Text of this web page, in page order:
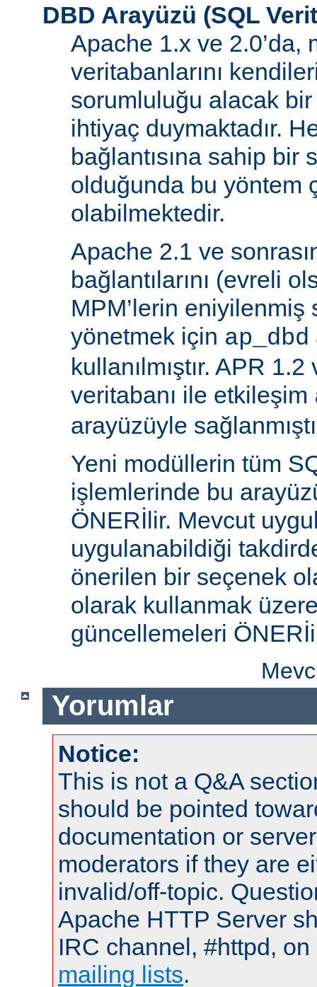
DBD Arayüzü (SQL
Apache 1.x ve 2.0’da,
veritabanlarını
sorumluluğu alacak bir
ihtiyaç duymaktadır.
bağlantısına sahip bir
olduğunda bu yöntem
olabilmektedir.
Apache 2.1 ve
bağlantılarını (evreli
MPM’lerin
yönetmek için ap_dbd
kullanılmıştır. APR
veritabanı ile etkileşim
arayüzüyle
Yeni modüllerin tüm
işlemlerinde bu
ÖNERİlir. Mevcut
uygulanabildiği
önerilen bir seçenek
olarak kullanmak
güncellemeleri
Yorumlar
Notice:
This is not a Q&A
should be pointed
documentation or
moderators if they are
invalid/off-topic.
Apache HTTP Server
IRC channel, #httpd,
mailing lists.